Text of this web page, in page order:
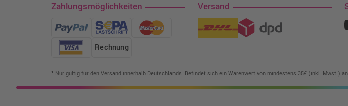
Zahlungsmöglichkeiten
Rechnung
Versand
¹ Nur gültig für den Versand innerhalb Deutschlands. Befindet sich ein Warenwert von mindestens 35€ (inkl. Mwst.)